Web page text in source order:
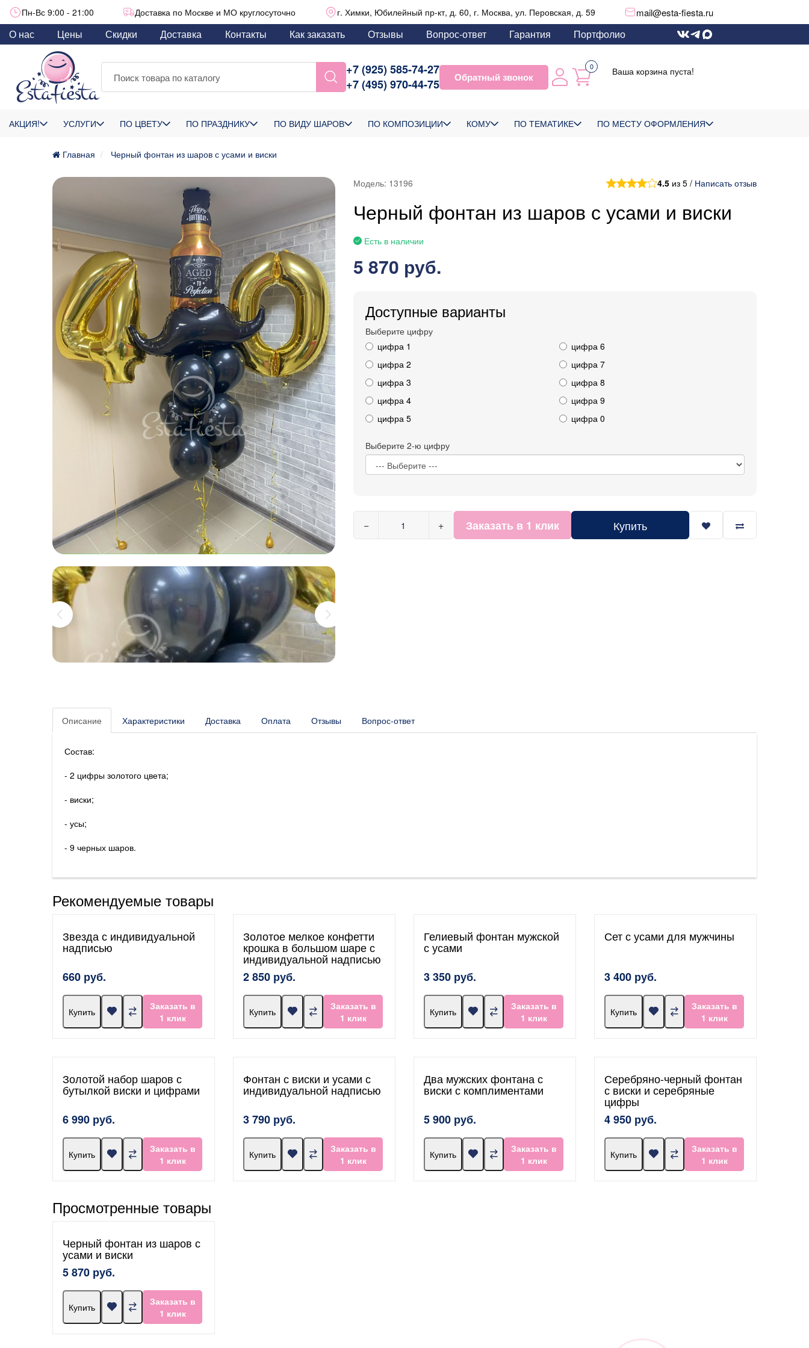
Пн-Вс 9:00 - 21:00 Доставка по Москве и МО круглосуточно г. Химки, Юбилейный пр-кт, д. 60, г. Москва, ул. Перовская, д. 59 mail@esta-fiesta.ru
О нас Цены Скидки Доставка Контакты Как заказать Отзывы Вопрос-ответ Гарантия Портфолио
+7 (925) 585-74-27
+7 (495) 970-44-75
Обратный звонок
0 Ваша корзина пуста!
АКЦИЯ! УСЛУГИ ПО ЦВЕТУ ПО ПРАЗДНИКУ ПО ВИДУ ШАРОВ ПО КОМПОЗИЦИИ КОМУ ПО ТЕМАТИКЕ ПО МЕСТУ ОФОРМЛЕНИЯ
Главная Черный фонтан из шаров с усами и виски
Модель: 13196 4.5 из 5 / Написать отзыв
Черный фонтан из шаров с усами и виски
Есть в наличии
5 870 руб.
Доступные варианты
Выберите цифру
цифра 1
цифра 2
цифра 3
цифра 4
цифра 5
цифра 6
цифра 7
цифра 8
цифра 9
цифра 0
Выберите 2-ю цифру
− + Заказать в 1 клик Купить
Описание Характеристики Доставка Оплата Отзывы Вопрос-ответ
Состав:
- 2 цифры золотого цвета;
- виски;
- усы;
- 9 черных шаров.
Рекомендуемые товары
Звезда с индивидуальной
надписью
660 руб.
Купить
Заказать в
1 клик
Золотое мелкое конфетти
крошка в большом шаре с
индивидуальной надписью
2 850 руб.
Купить
Заказать в
1 клик
Гелиевый фонтан мужской
с усами
3 350 руб.
Купить
Заказать в
1 клик
Сет с усами для мужчины
3 400 руб.
Купить
Заказать в
1 клик
Золотой набор шаров с
бутылкой виски и цифрами
6 990 руб.
Купить
Заказать в
1 клик
Фонтан с виски и усами с
индивидуальной надписью
3 790 руб.
Купить
Заказать в
1 клик
Два мужских фонтана с
виски с комплиментами
5 900 руб.
Купить
Заказать в
1 клик
Серебряно-черный фонтан
с виски и серебряные
цифры
4 950 руб.
Купить
Заказать в
1 клик
Просмотренные товары
Черный фонтан из шаров с
усами и виски
5 870 руб.
Купить
Заказать в
1 клик